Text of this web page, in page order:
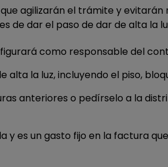
agilizarán el trámite y evitarán
de dar el paso de dar de alta la
como responsable del
la luz, incluyendo el piso,
anteriores o pedírselo a la
y es un gasto fijo en la factura